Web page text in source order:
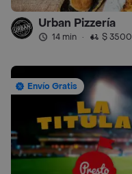
Urban Pizzería
14 min · $ 3500
Envío Gratis